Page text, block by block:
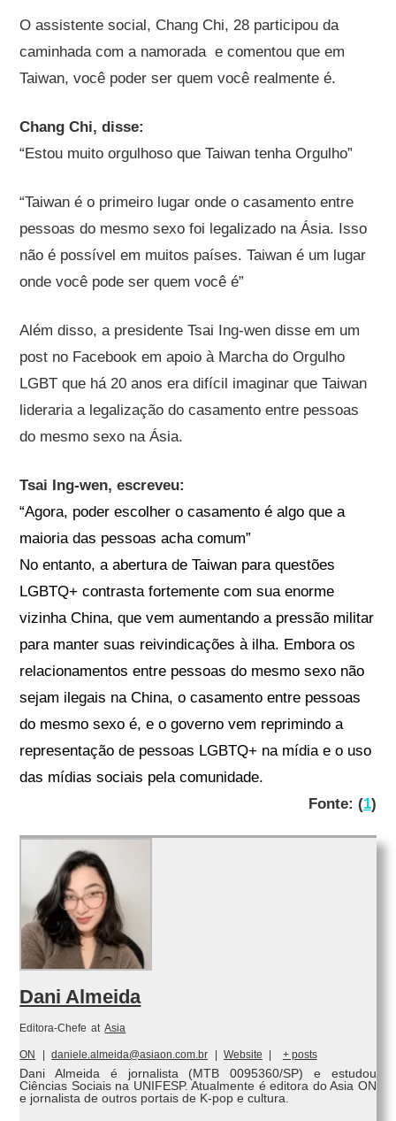
O assistente social, Chang Chi, 28 participou da
caminhada com a namorada e comentou que em
Taiwan, você poder ser quem você realmente é.
Chang Chi, disse:
“Estou muito orgulhoso que Taiwan tenha Orgulho”
“Taiwan é o primeiro lugar onde o casamento entre
pessoas do mesmo sexo foi legalizado na Ásia. Isso
não é possível em muitos países. Taiwan é um lugar
onde você pode ser quem você é”
Além disso, a presidente Tsai Ing-wen disse em um
post no Facebook em apoio à Marcha do Orgulho
LGBT que há 20 anos era difícil imaginar que Taiwan
lideraria a legalização do casamento entre pessoas
do mesmo sexo na Ásia.
Tsai Ing-wen, escreveu:
“Agora, poder escolher o casamento é algo que a
maioria das pessoas acha comum”
No entanto, a abertura de Taiwan para questões
LGBTQ+ contrasta fortemente com sua enorme
vizinha China, que vem aumentando a pressão militar
para manter suas reivindicações à ilha. Embora os
relacionamentos entre pessoas do mesmo sexo não
sejam ilegais na China, o casamento entre pessoas
do mesmo sexo é, e o governo vem reprimindo a
representação de pessoas LGBTQ+ na mídia e o uso
das mídias sociais pela comunidade.
Fonte: (1)
Dani Almeida
Editora-Chefe at Asia
ON daniele.almeida@asiaon.com.br Website + posts
Dani Almeida é jornalista (MTB 0095360/SP) e estudou
Ciências Sociais na UNIFESP. Atualmente é editora do Asia ON
e jornalista de outros portais de K-pop e cultura.